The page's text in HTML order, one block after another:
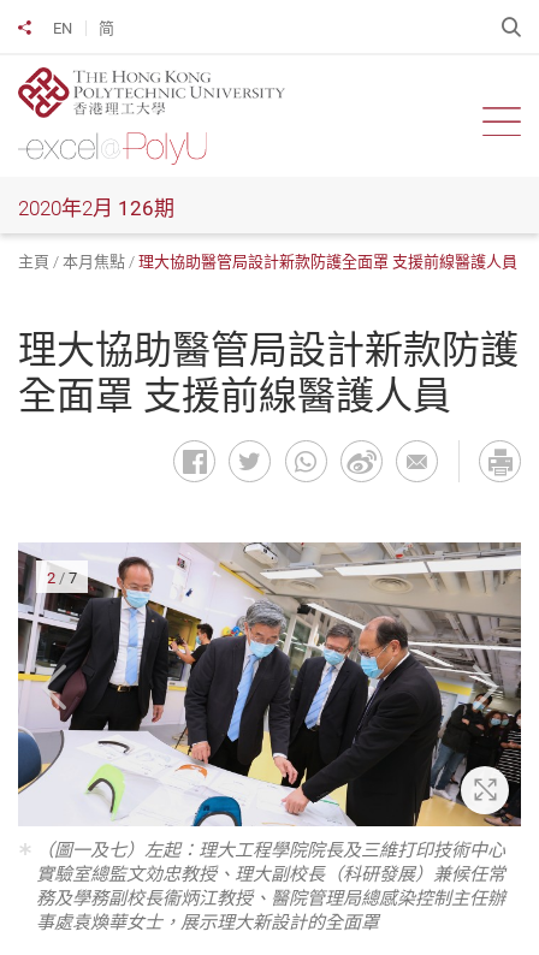
EN 简
分享到
開
2020年2月 126期
主頁 本月焦點 理大協助醫管局設計新款防護全面罩 支援前線醫護人員
理大協助醫管局設計新款防護
全面罩 支援前線醫護人員
放大
2 / 7
（圖一及七）左起：理大工程學院院長及三維打印技術中心
實驗室總監文効忠教授、理大副校長（科研發展）兼候任常
務及學務副校長衞炳江教授、醫院管理局總感染控制主任辦
事處袁煥華女士，展示理大新設計的全面罩